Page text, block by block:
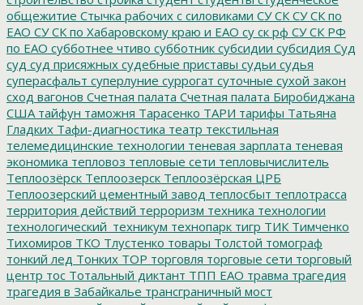
общежитие Стычка рабочих с силовиками СУ СК СУ СК по
ЕАО СУ СК по Хабаровскому краю и ЕАО су ск рф СУ СК РФ
по ЕАО субботнее чтиво субботник субсидии субсидия Суд
суд суд присяжных судебные приставы судьи судья
суперасфальт суперлуние суррогат суточные сухой закон
сход вагонов Счетная палата Счетная палата Биробиджана
США тайфун таможня Тарасенко ТАРИ тарифы Татьяна
Гладких Тафи-диагностика театр текстильная
телемедицинские технологии теневая зарплата теневая
экономика тепловоз тепловые сети тепловычислитель
Теплоозёрск Теплоозерск Теплоозёрская ЦРБ
Теплоозерский цементный завод теплосбыт теплотрасса
территория действий терроризм техника технологии
технологический_техникум технопарк тигр ТИК Тимченко
Тихомиров ТКО Тлустенко товары Толстой томограф
тонкий лед Тонких ТОР торговля торговые сети торговый
центр тос Тотальный диктант ТПП ЕАО травма трагедия
трагедия в Забайкалье трансграничный мост